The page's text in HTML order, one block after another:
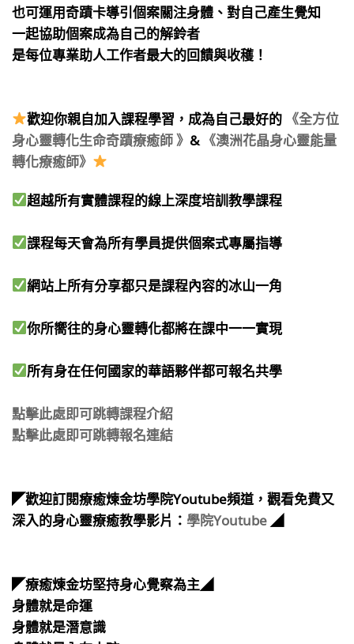
也可運用奇蹟卡導引個案關注身體、對自己產生覺知
一起協助個案成為自己的解鈴者
是每位專業助人工作者最大的回饋與收穫！
歡迎你親自加入課程學習，成為自己最好的 《全方位
身心靈轉化生命奇蹟療癒師 》 & 《澳洲花晶身心靈能量
轉化療癒師》
超越所有實體課程的線上深度培訓教學課程​
課程每天會為所有學員提供個案式專屬指導​
網站上所有分享都只是課程內容的冰山一角​
你所嚮往的身心靈轉化都將在課中一一實現​
所有身在任何國家的華語夥伴都可報名共學​
點擊此處即可跳轉課程介紹
點擊此處即可跳轉報名連結
​◤歡迎訂閱療癒煉金坊學院Youtube頻道，觀看免費又
深入的身心靈療癒教學影片： 學院Youtube ◢
◤療癒煉金坊堅持身心覺察為主◢
身體就是命運
身體就是潛意識